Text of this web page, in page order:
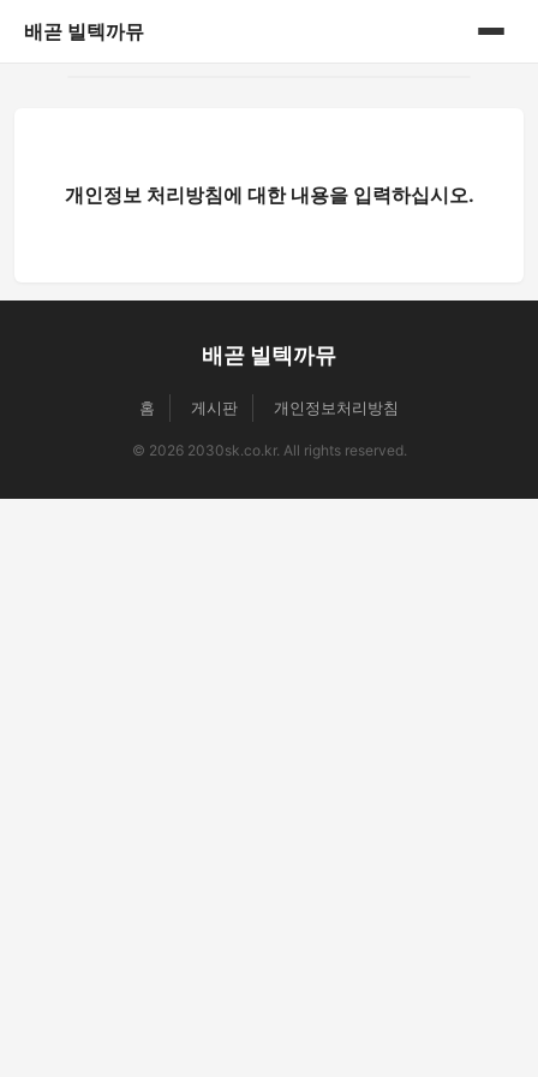
배곧 빌텍까뮤
개인정보 처리방침에 대한 내용을 입력하십시오.
배곧 빌텍까뮤
홈 게시판 개인정보처리방침
© 2026 2030sk.co.kr. All rights reserved.